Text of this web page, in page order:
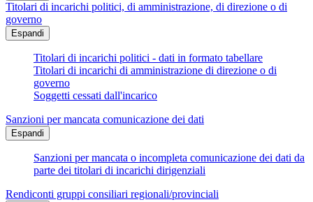
Titolari di incarichi politici, di amministrazione, di direzione o di
governo
Espandi
Titolari di incarichi politici - dati in formato tabellare
Titolari di incarichi di amministrazione di direzione o di
governo
Soggetti cessati dall'incarico
Sanzioni per mancata comunicazione dei dati
Espandi
Sanzioni per mancata o incompleta comunicazione dei dati da
parte dei titolari di incarichi dirigenziali
Rendiconti gruppi consiliari regionali/provinciali